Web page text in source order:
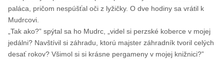
paláca, pričom nespúšťal oči z lyžičky. O dve hodiny sa vrátil k
Mudrcovi.
„Tak ako?” spýtal sa ho Mudrc, „videl si perzské koberce v mojej
jedálni? Navštívil si záhradu, ktorú majster záhradník tvoril celých
desať rokov? Všimol si si krásne pergameny v mojej knižnici?”